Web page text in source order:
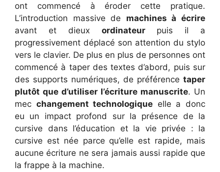
ont commencé à éroder cette pratique.
L’introduction massive de machines à écrire
avant et dieux ordinateurpuis il a
progressivement déplacé son attention du stylo
vers le clavier. De plus en plus de personnes ont
commencé à taper des textes d’abord, puis sur
des supports numériques, de préférence taper
plutôt que d’utiliser l’écriture manuscrite. Un
mec changement technologique elle a donc
eu un impact profond sur la présence de la
cursive dans l’éducation et la vie privée : la
cursive est née parce qu’elle est rapide, mais
aucune écriture ne sera jamais aussi rapide que
la frappe à la machine.